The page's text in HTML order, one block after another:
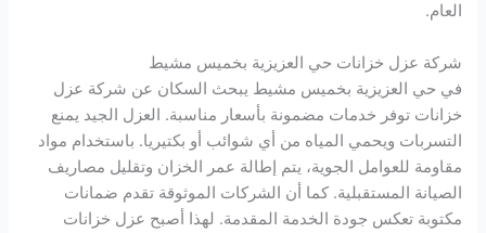
العام.
شركة عزل خزانات حي العزيزية بخميس مشيط
في حي العزيزية بخميس مشيط يبحث السكان عن شركة عزل
خزانات توفر خدمات مضمونة بأسعار مناسبة. العزل الجيد يمنع
التسربات ويحمي المياه من أي شوائب أو بكتيريا. باستخدام مواد
مقاومة للعوامل الجوية، يتم إطالة عمر الخزان وتقليل مصاريف
الصيانة المستقبلية. كما أن الشركات الموثوقة تقدم ضمانات
مكتوبة تعكس جودة الخدمة المقدمة. لهذا أصبح عزل خزانات